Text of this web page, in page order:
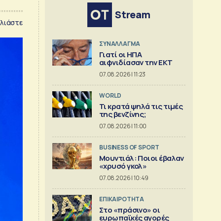
Stream
ΣΥΝΑΛΛΑΓΜΑ
Γιατί οι ΗΠΑ
αιφνιδίασαν την ΕΚΤ
07.08.2026 | 11:23
WORLD
Τι κρατά ψηλά τις τιμές
της βενζίνης;
07.08.2026 | 11:00
BUSINESS OF SPORT
Μουντιάλ: Ποιοι έβαλαν
«χρυσό γκολ»
07.08.2026 | 10:49
ΕΠΙΚΑΙΡΟΤΗΤΑ
Στο «πράσινο» οι
ευρωπαϊκές αγορές